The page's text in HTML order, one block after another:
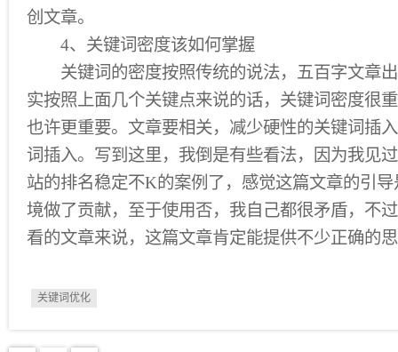
创文章。
4、关键词密度该如何掌握
关键词的密度按照传统的说法，五百字文章出
实按照上面几个关键点来说的话，关键词密度很
也许更重要。文章要相关，减少硬性的关键词插
词插入。写到这里，我倒是有些看法，因为我见
站的排名稳定不K的案例了，感觉这篇文章的引
境做了贡献，至于使用否，我自己都很矛盾，不
看的文章来说，这篇文章肯定能提供不少正确的
关键词优化